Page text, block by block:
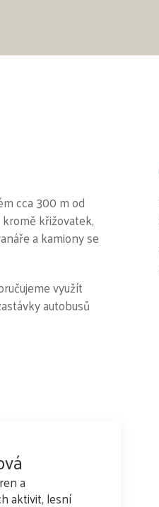
cca 300 m od
křižovatek,
a kamiony se
využít
autobusů
a
aktivit, lesní